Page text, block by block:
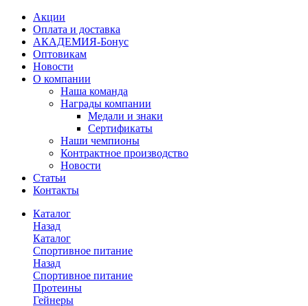
Акции
Оплата и доставка
АКАДЕМИЯ-Бонус
Оптовикам
Новости
О компании
Наша команда
Награды компании
Медали и знаки
Сертификаты
Наши чемпионы
Контрактное производство
Новости
Статьи
Контакты
Каталог
Назад
Каталог
Спортивное питание
Назад
Спортивное питание
Протеины
Гейнеры